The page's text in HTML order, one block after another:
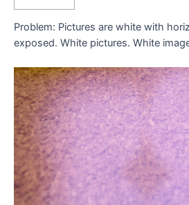
Problem: Pictures are white with
exposed. White pictures. White